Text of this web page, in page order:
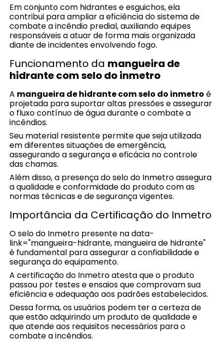
Em conjunto com hidrantes e esguichos, ela
contribui para ampliar a eficiência do sistema de
combate a incêndio predial, auxiliando equipes
responsáveis a atuar de forma mais organizada
diante de incidentes envolvendo fogo.
Funcionamento da mangueira de
hidrante com selo do inmetro
A mangueira de hidrante com selo do inmetro é
projetada para suportar altas pressões e assegurar
o fluxo contínuo de água durante o combate a
incêndios.
Seu material resistente permite que seja utilizada
em diferentes situações de emergência,
assegurando a segurança e eficácia no controle
das chamas.
Além disso, a presença do selo do Inmetro assegura
a qualidade e conformidade do produto com as
normas técnicas e de segurança vigentes.
Importância da Certificação do Inmetro
O selo do Inmetro presente na data-
link="mangueira-hidrante, mangueira de hidrante"
é fundamental para assegurar a confiabilidade e
segurança do equipamento.
A certificação do Inmetro atesta que o produto
passou por testes e ensaios que comprovam sua
eficiência e adequação aos padrões estabelecidos.
Dessa forma, os usuários podem ter a certeza de
que estão adquirindo um produto de qualidade e
que atende aos requisitos necessários para o
combate a incêndios.